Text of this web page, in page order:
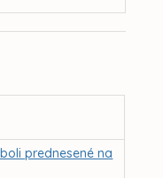
prednesené na